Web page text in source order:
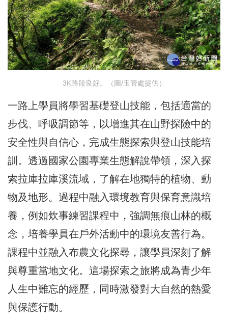
3K路段良好。（圖/玉管處提供）
一路上學員將學習基礎登山技能，包括適當的
步伐、呼吸調節等，以增進其在山野探險中的
安全性與自信心，完成生態探索與登山技能培
訓。透過國家公園專業生態解說帶領，深入探
索拉庫拉庫溪流域，了解在地獨特的植物、動
物及地形。過程中融入環境教育與保育意識培
養，例如炊事練習課程中，強調無痕山林的概
念，培養學員在戶外活動中的環境友善行為。
課程中並融入布農文化探尋，讓學員深刻了解
與尊重當地文化。這場探索之旅將成為青少年
人生中難忘的經歷，同時激發對大自然的熱愛
與保護行動。